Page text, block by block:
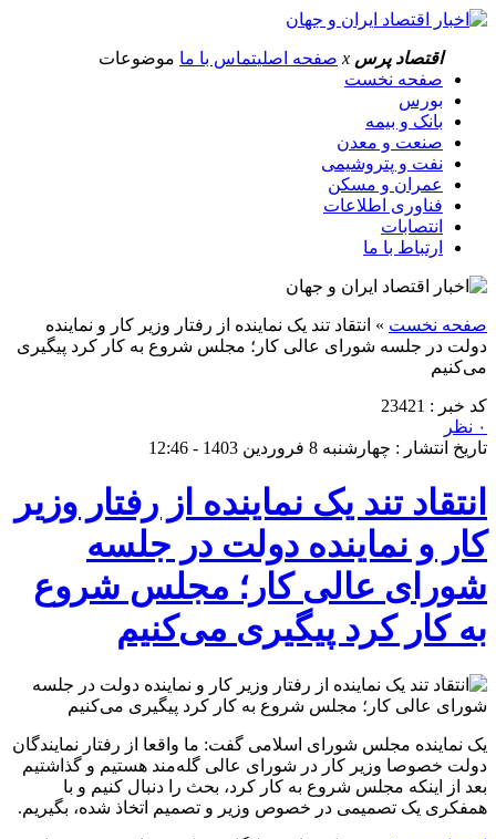
اقتصاد پرس x صفحه اصلیتماس با ما موضوعات
صفحه نخست
بورس
بانک و بیمه
صنعت و معدن
نفت و پتروشیمی
عمران و مسکن
فناوری اطلاعات
انتصابات
ارتباط با ما
صفحه نخست » انتقاد تند یک نماینده از رفتار وزیر کار و نماینده
دولت در جلسه شورای عالی کار؛ مجلس شروع به کار کرد پیگیری
می‌کنیم
کد خبر : 23421
۰ نظر
تاریخ انتشار : چهارشنبه 8 فروردین 1403 - 12:46
انتقاد تند یک نماینده از رفتار وزیر
کار و نماینده دولت در جلسه
شورای عالی کار؛ مجلس شروع
به کار کرد پیگیری می‌کنیم
یک نماینده مجلس شورای اسلامی گفت: ما واقعا از رفتار نمایندگان
دولت خصوصا وزیر کار در شورای عالی گله‌مند هستیم و گذاشتیم
بعد از اینکه مجلس شروع به کار کرد، بحث را دنبال کنیم و با
همفکری یک تصمیمی در خصوص وزیر و تصمیم اتخاذ شده، بگیریم.